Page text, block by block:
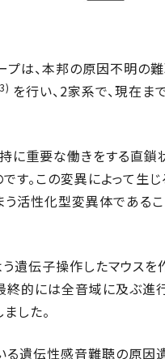
は、本邦の原因不明の
を行い、2家系で、現在
に重要な働きをする直
す。この変異によって生
活性化型変異体である
遺伝子操作したマウスを
終的には全音域に及ぶ進
した。
る遺伝性感音難聴の原